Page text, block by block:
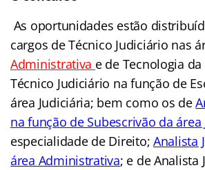
As oportunidades estão
cargos de Técnico Judiciário nas
Administrativa e de Tecnologia
Técnico Judiciário na função de
área Judiciária; bem como os de
na função de Subescrivão da área
especialidade de Direito; Analista
área Administrativa; e de Analista